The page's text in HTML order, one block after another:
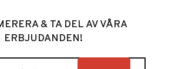
& TA DEL AV VÅRA
ERBJUDANDEN!